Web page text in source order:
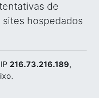
de
hospedados
216.73.216.189,